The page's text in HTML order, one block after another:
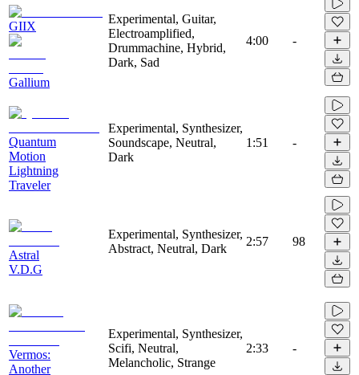
GIIX
Gallium
Experimental, Guitar,
Electroamplified,
Drummachine, Hybrid,
Dark, Sad
4:00 -
Quantum
Motion
Lightning
Traveler
Experimental, Synthesizer,
Soundscape, Neutral,
Dark
1:51 -
Astral
V.D.G
Experimental, Synthesizer,
Abstract, Neutral, Dark
2:57 98
Vermos:
Another
Experimental, Synthesizer,
Scifi, Neutral,
Melancholic, Strange
2:33 -